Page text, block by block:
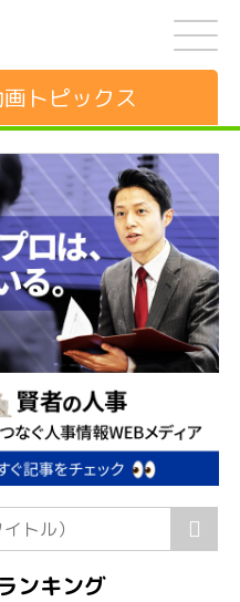
トピックス
ンキング